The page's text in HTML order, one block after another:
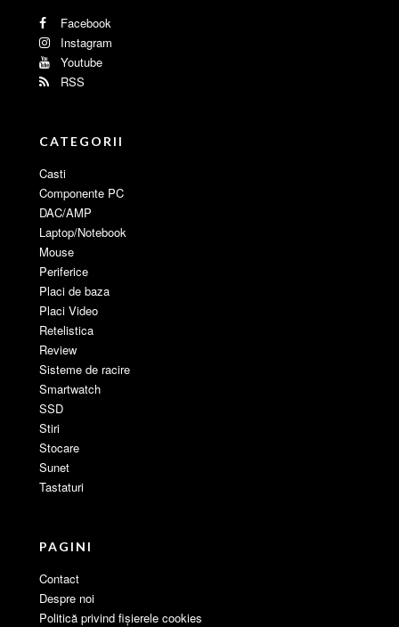
Facebook
Instagram
Youtube
RSS
CATEGORII
Casti
Componente PC
DAC/AMP
Laptop/Notebook
Mouse
Periferice
Placi de baza
Placi Video
Retelistica
Review
Sisteme de racire
Smartwatch
SSD
Stiri
Stocare
Sunet
Tastaturi
PAGINI
Contact
Despre noi
Politică privind fișierele cookies